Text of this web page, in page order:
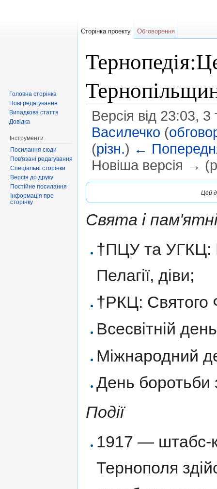
Версія від 23:03,
Василечко (
(різн.) ←
Новіша версія →
Цей
Свята і
†ПЦУ та УГКЦ:
Пелагії, діви;
†РКЦ: Святого
Всесвітній
Міжнародний
День боротьби
Події
1917 — штабс-
Тернополя
Сторінка проекту Обговорення
Головна сторінка
Нові редагування
Випадкова стаття
Довідка
Інструменти
Посилання сюди
Пов'язані редагування
Спеціальні сторінки
Версія до друку
Постійне посилання
Інформація про
сторінку